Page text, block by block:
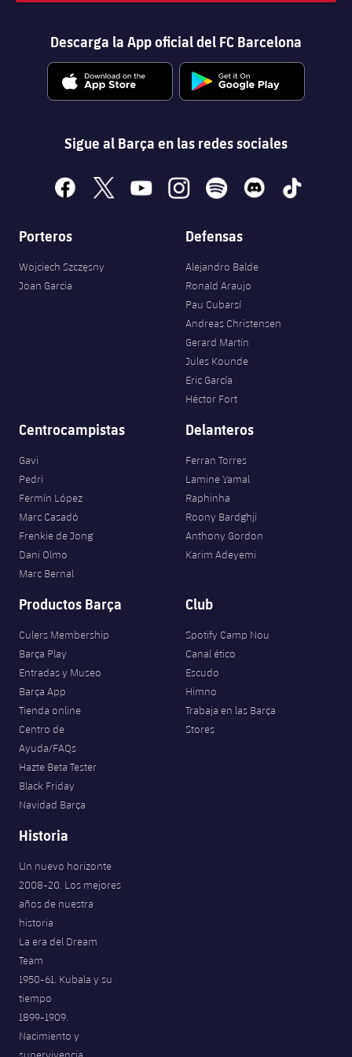
Descarga la App oficial del FC Barcelona
Sigue al Barça en las redes sociales
facebook
x youtubeinstagramspotify discord tiktok
Porteros
Wojciech Szczęsny
Joan Garcia
Defensas
Alejandro Balde
Ronald Araujo
Pau Cubarsí
Andreas Christensen
Gerard Martín
Jules Kounde
Eric García
Héctor Fort
Centrocampistas
Gavi
Pedri
Fermín López
Marc Casadó
Frenkie de Jong
Dani Olmo
Marc Bernal
Delanteros
Ferran Torres
Lamine Yamal
Raphinha
Roony Bardghji
Anthony Gordon
Karim Adeyemi
Productos Barça
Culers Membership
Barça Play
Entradas y Museo
Barça App
Tienda online
Centro de
Ayuda/FAQs
Hazte Beta Tester
Black Friday
Navidad Barça
Club
Spotify Camp Nou
Canal ético
Escudo
Himno
Trabaja en las Barça
Stores
Historia
Un nuevo horizonte
2008-20. Los mejores
años de nuestra
historia
La era del Dream
Team
1950-61. Kubala y su
tiempo
1899-1909.
Nacimiento y